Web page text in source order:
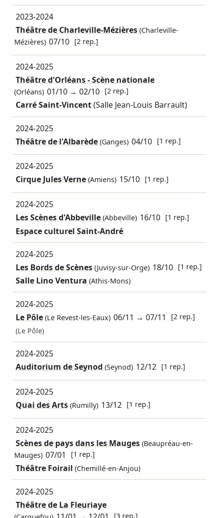
2023-2024
Théâtre de Charleville-Mézières(Charleville-
Mézières) 07/10 [2 rep.]
2024-2025
Théâtre d'Orléans - Scène nationale
(Orléans) 01/10 →02/10 [2 rep.]
Carré Saint-Vincent(Salle Jean-Louis Barrault)
2024-2025
Théâtre de l'Albarède(Ganges) 04/10 [1 rep.]
2024-2025
Cirque Jules Verne(Amiens) 15/10 [1 rep.]
2024-2025
Les Scènes d'Abbeville(Abbeville) 16/10 [1 rep.]
Espace culturel Saint-André
2024-2025
Les Bords de Scènes(Juvisy-sur-Orge) 18/10 [1 rep.]
Salle Lino Ventura (Athis-Mons)
2024-2025
Le Pôle(Le Revest-les-Eaux) 06/11 →07/11
[2 rep.]
(Le Pôle)
2024-2025
Auditorium de Seynod (Seynod) 12/12 [1 rep.]
2024-2025
Quai des Arts(Rumilly) 13/12 [1 rep.]
2024-2025
Scènes de pays dans les Mauges(Beaupréau-en-
Mauges) 07/01 [1 rep.]
Théâtre Foirail (Chemillé-en-Anjou)
2024-2025
Théâtre de La Fleuriaye
[3 rep.]